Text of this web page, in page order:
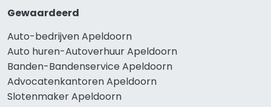
Gewaardeerd
Auto-bedrijven Apeldoorn
Auto huren-Autoverhuur Apeldoorn
Banden-Bandenservice Apeldoorn
Advocatenkantoren Apeldoorn
Slotenmaker Apeldoorn